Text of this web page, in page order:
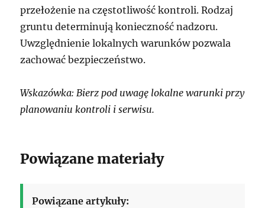
przełożenie na częstotliwość kontroli. Rodzaj
gruntu determinują konieczność nadzoru.
Uwzględnienie lokalnych warunków pozwala
zachować bezpieczeństwo.
Wskazówka: Bierz pod uwagę lokalne warunki przy
planowaniu kontroli i serwisu.
Powiązane materiały
Powiązane artykuły: